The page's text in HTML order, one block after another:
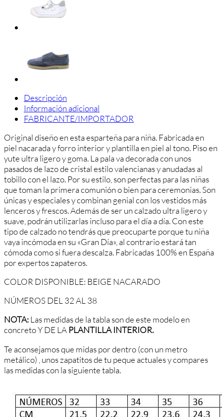
Descripción
Información adicional
FABRICANTE/IMPORTADOR
Original diseño en esta esparteña para niña. Fabricada en
piel nacarada y forro interior y plantilla en piel al tono. Piso en
yute ultra ligero y goma. La pala va decorada con unos
pasados de lazo de cristal estilo valencianas y anudadas al
tobillo con el lazo. Por su estilo, son perfectas para las niñas
que toman la primera comunión o bien para ceremonias. Son
únicas y especiales y combinan genial con los vestidos más
lenceros y frescos. Además de ser un calzado ultra ligero y
suave, podrán utilizarlas incluso para el día a día. Con este
tipo de calzado no tendrás que preocuparte porque tu niña
vaya incómoda en su «Gran Día», al contrario estará tan
cómoda como si fuera descalza. Fabricadas 100% en España
por expertos zapateros.
COLOR DISPONIBLE: BEIGE NACARADO
NÚMEROS DEL 32 AL 38
NOTA:Las medidas de la tabla son de este modelo en
concreto Y DE LA PLANTILLA INTERIOR.
Te aconsejamos que midas por dentro (con un metro
metálico) , unos zapatitos de tu peque actuales y compares
las medidas con la siguiente tabla.